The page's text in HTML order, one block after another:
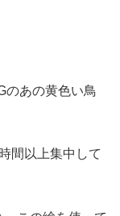
のあの黄色い鳥
間以上集中して